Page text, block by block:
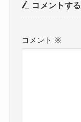
コメントする
コメント ※